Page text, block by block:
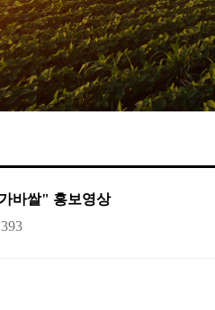
바쌀" 홍보영상